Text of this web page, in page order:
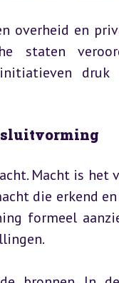
overheid en
staten
Macht is het
die erkend
formeel